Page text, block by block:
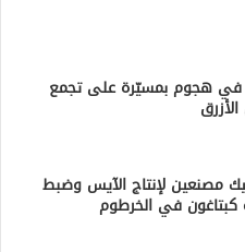
هجوم بمسيّرة على تجمع
مصنعين لإنتاج الآيس وضبط